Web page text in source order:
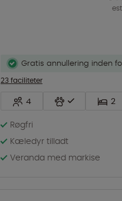
Gratis annullering inden
23 faciliteter
4
2
Røgfri
Kæledyr tilladt
Veranda med markise